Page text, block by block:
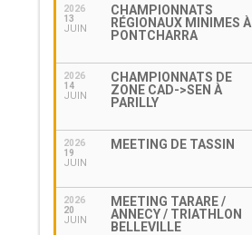
2026
13
JUIN
CHAMPIONNATS
RÉGIONAUX MINIMES À
PONTCHARRA
2026
14
JUIN
CHAMPIONNATS DE
ZONE CAD->SEN À
PARILLY
2026
19
JUIN
MEETING DE TASSIN
2026
20
JUIN
MEETING TARARE /
ANNECY / TRIATHLON
BELLEVILLE